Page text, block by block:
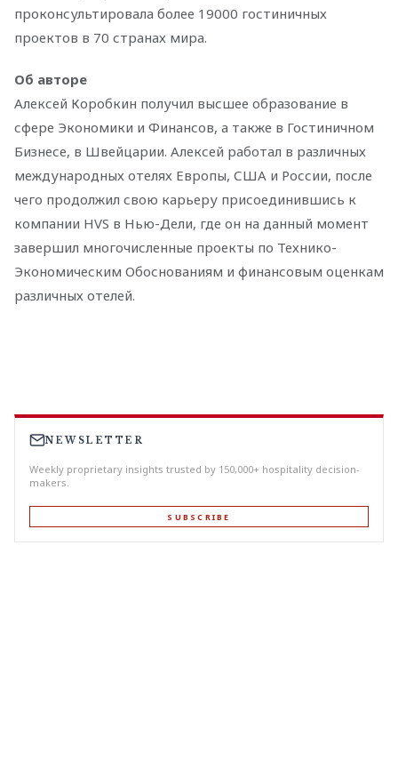
проконсультировала более 19000 гостиничных
проектов в 70 странах мира.
Об авторе
Алексей Коробкин получил высшее образование в
сфере Экономики и Финансов, а также в Гостиничном
Бизнесе, в Швейцарии. Алексей работал в различных
международных отелях Европы, США и России, после
чего продолжил свою карьеру присоединившись к
компании HVS в Нью-Дели, где он на данный момент
завершил многочисленные проекты по Технико-
Экономическим Обоснованиям и финансовым оценкам
различных отелей.
NEWSLETTER
Weekly proprietary insights trusted by 150,000+ hospitality decision-
makers.
SUBSCRIBE